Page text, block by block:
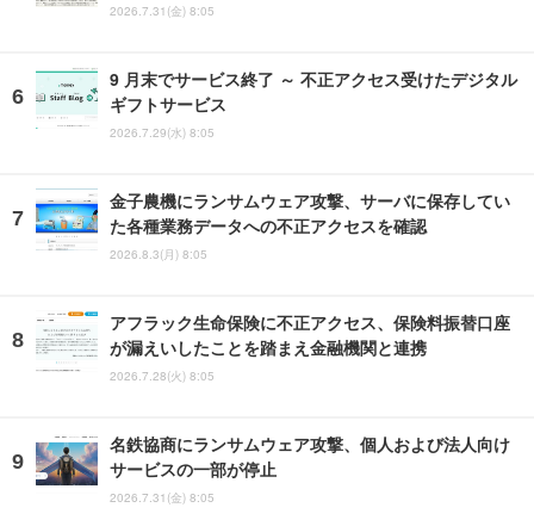
2026.7.31(金) 8:05
9 月末でサービス終了 ～ 不正アクセス受けたデジタル
ギフトサービス
2026.7.29(水) 8:05
金子農機にランサムウェア攻撃、サーバに保存してい
た各種業務データへの不正アクセスを確認
2026.8.3(月) 8:05
アフラック生命保険に不正アクセス、保険料振替口座
が漏えいしたことを踏まえ金融機関と連携
2026.7.28(火) 8:05
名鉄協商にランサムウェア攻撃、個人および法人向け
サービスの一部が停止
2026.7.31(金) 8:05